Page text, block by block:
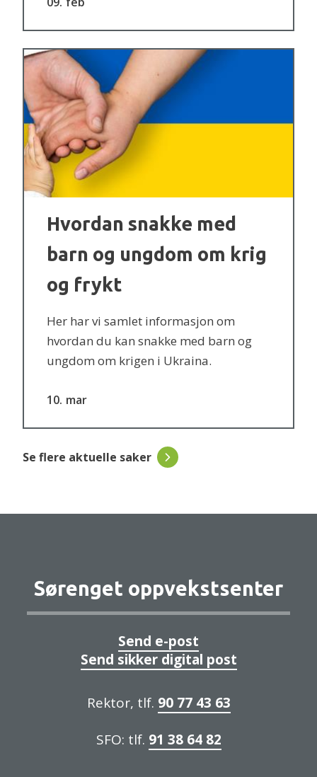
10 mar
Hvordan snakke med
barn og ungdom om krig
og frykt
Her har vi samlet informasjon om
hvordan du kan snakke med barn og
ungdom om krigen i Ukraina.
Se flere aktuelle saker
Sørenget oppvekstsenter
Send e-post
Send sikker digital post
Rektor, tlf. 90 77 43 63
SFO: tlf. 91 38 64 82